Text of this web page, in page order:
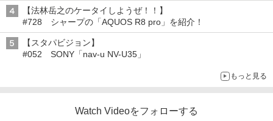
【法林岳之のケータイしようぜ！！】
#728 シャープの「AQUOS R8 pro」を紹介！
【スタパビジョン】
#052 SONY「nav-u NV-U35」
もっと見る
Watch Videoをフォローする